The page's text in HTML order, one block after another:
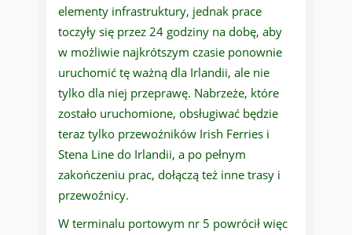
elementy infrastruktury, jednak prace
toczyły się przez 24 godziny na dobę, aby
w możliwie najkrótszym czasie ponownie
uruchomić tę ważną dla Irlandii, ale nie
tylko dla niej przeprawę. Nabrzeże, które
zostało uruchomione, obsługiwać będzie
teraz tylko przewoźników Irish Ferries i
Stena Line do Irlandii, a po pełnym
zakończeniu prac, dołączą też inne trasy i
przewoźnicy.
W terminalu portowym nr 5 powrócił więc